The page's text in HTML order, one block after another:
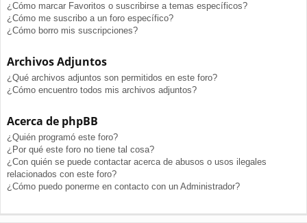
¿Cómo marcar Favoritos o suscribirse a temas específicos?
¿Cómo me suscribo a un foro específico?
¿Cómo borro mis suscripciones?
Archivos Adjuntos
¿Qué archivos adjuntos son permitidos en este foro?
¿Cómo encuentro todos mis archivos adjuntos?
Acerca de phpBB
¿Quién programó este foro?
¿Por qué este foro no tiene tal cosa?
¿Con quién se puede contactar acerca de abusos o usos ilegales
relacionados con este foro?
¿Cómo puedo ponerme en contacto con un Administrador?